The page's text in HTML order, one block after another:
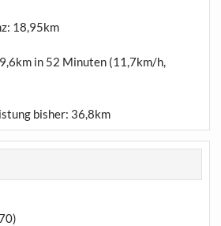
18,95km
in 52 Minuten (11,7km/h,
bisher: 36,8km